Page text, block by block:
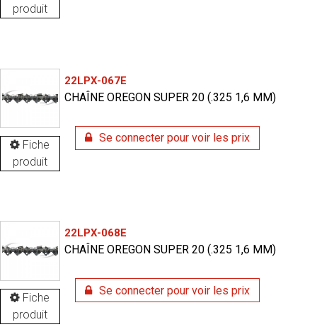
produit
Fiche
produit
22LPX-067E
CHAÎNE OREGON SUPER 20 (.325 1,6 MM)
Se connecter pour voir les prix
Fiche
produit
22LPX-068E
CHAÎNE OREGON SUPER 20 (.325 1,6 MM)
Se connecter pour voir les prix